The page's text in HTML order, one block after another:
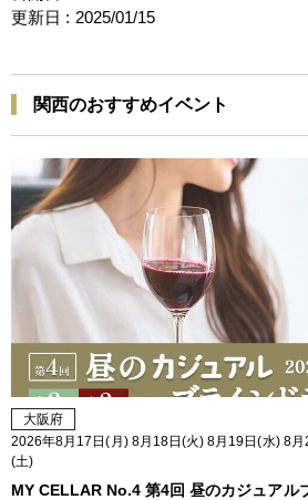
更新日 : 2025/01/15
関西のおすすめイベント
大阪府
2026年8月17日(月) 8月18日(火) 8月19日(水) 8
(土)
MY CELLAR No.4 第4回 昼のカジュアル